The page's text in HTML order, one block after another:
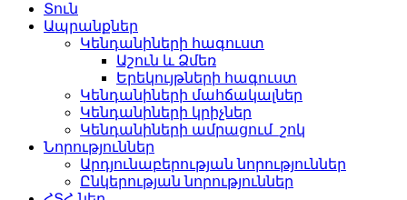
Տուն
Ապրանքներ
Կենդանիների հագուստ
Աշուն և Ձմեռ
Երեկույթների հագուստ
Կենդանիների մահճակալներ
Կենդանիների կրիչներ
Կենդանիների ամրացում_շոկ
Նորություններ
Արդյունաբերության նորություններ
Ընկերության նորություններ